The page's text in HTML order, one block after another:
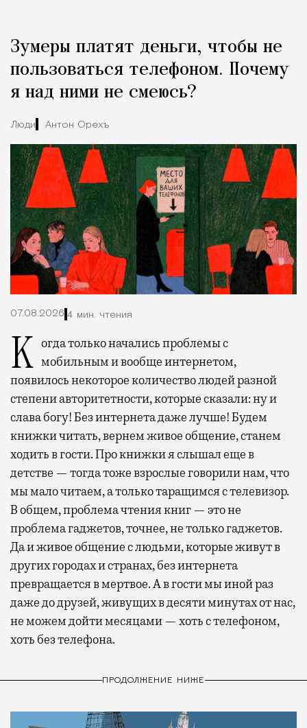
Город
Зумеры платят деньги, чтобы не
пользоваться телефоном. Почему
я над ними не смеюсь?
Люди Антон Орехъ
07.08.2026 4 мин. чтения
Когда только начались проблемы с мобильным и вообще интернетом,
появилось некоторое количество людей разной
степени авторитетности, которые сказали: ну и
слава богу! Без интернета даже лучше! Будем
книжки читать, вернем живое общение, станем
ходить в гости. Про книжки я слышал еще в
детстве — тогда тоже взрослые говорили нам, что
мы мало читаем, а только таращимся с телевизор.
В общем, проблема чтения книг — это не
проблема гаджетов, точнее, не только гаджетов.
Да и живое общение с людьми, которые живут в
других городах и странах, без интернета
превращается в мертвое. А в гости мы иной раз
даже до друзей, живущих в десяти минутах от нас,
не можем дойти месяцами — хоть с телефоном,
хоть без телефона.
ПРОДОЛЖЕНИЕ НИЖЕ